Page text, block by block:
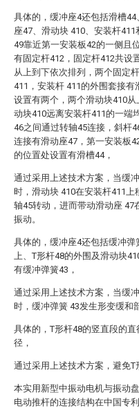
具体的，缓冲座4还包括滑槽
座47、滑动块 410、安装杆
49靠近第一安装板42的一侧且
有固定杆412，固定杆412共设
从上到下依次排列，两个固定
411，安装杆 411的外围套接有
设置有两个，两个滑动块410
动块410远离安装杆411的一端
46之间通过转轴45连接，斜杆
连接有滑动座47，第一安装板
的位置处设置有滑槽44，
通过采用上述技术方案，当缓
时，滑动块 410在安装杆411
轴45转动，进而带动滑动座 47
振动。
具体的，缓冲座4还包括缓冲弹
上、T形杆48的外围及滑动块
有缓冲弹簧43，
通过采用上述技术方案，当缓
时，缓冲弹簧 43发生形变缓和
具体的，T形杆48的竖直段的
径，
通过采用上述技术方案，避免T
本实用新型中振动电机与振动
电动推杆的连接结构在中国专